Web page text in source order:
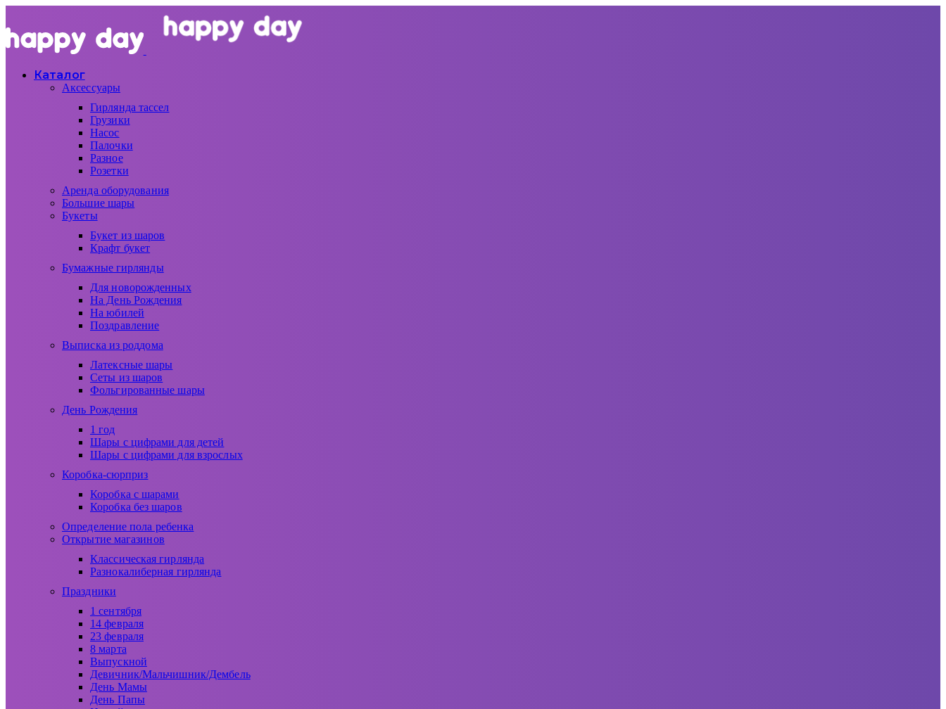
Каталог
Аксессуары
Гирлянда тассел
Грузики
Насос
Палочки
Разное
Розетки
Аренда оборудования
Большие шары
Букеты
Букет из шаров
Крафт букет
Бумажные гирлянды
Для новорожденных
На День Рождения
На юбилей
Поздравление
Выписка из роддома
Латексные шары
Сеты из шаров
Фольгированные шары
День Рождения
1 год
Шары с цифрами для детей
Шары с цифрами для взрослых
Коробка-сюрприз
Коробка с шарами
Коробка без шаров
Определение пола ребенка
Открытие магазинов
Классическая гирлянда
Разнокалиберная гирлянда
Праздники
1 сентября
14 февраля
23 февраля
8 марта
Выпускной
Девичник/Мальчишник/Дембель
День Мамы
День Папы